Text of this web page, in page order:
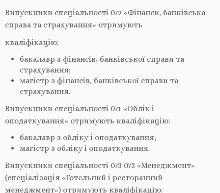
Випускники спеціальності 072 «Фінанси, банківська
справа та страхування» отримують
кваліфікацію:
бакалавр з фінансів, банківської справи та
страхування;
магістр з фінансів, банківської справи та
страхування.
Випускники спеціальності 071 «Облік і
оподаткування» отримують кваліфікацію:
бакалавр з обліку і оподаткування;
магістр з обліку і оподаткування.
Випускники спеціальності 073 073 «Менеджмент»
(спеціалізація «Готельний і ресторанний
менеджмент») отримують кваліфікацію: